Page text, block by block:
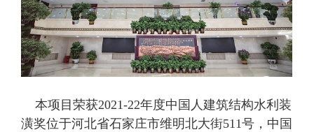
本项目荣获2021-22年度中国人建筑结构水利装
潢奖位于河北省石家庄市维明北大街511号，中国